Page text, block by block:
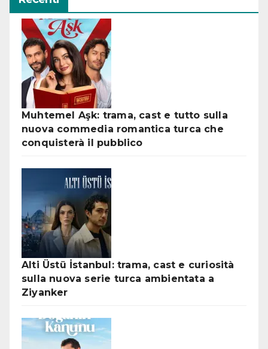
Muhtemel Aşk: trama, cast e tutto sulla
nuova commedia romantica turca che
conquisterà il pubblico
Alti Üstü İstanbul: trama, cast e curiosità
sulla nuova serie turca ambientata a
Ziyanker